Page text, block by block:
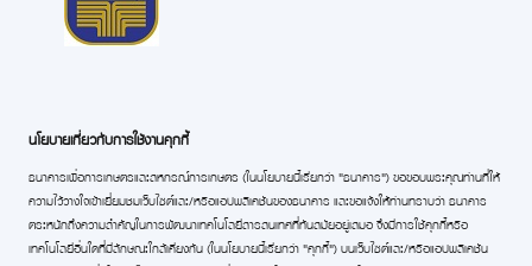
นโยบายเว็บไซต์|นโยบายการรักษาความมั่นคงปลอดภัย
บุคคล|ประกาศความเป็นส่วนตัว
แสดงผลได้ดีใน Google Chrome (v59 ขึ้นไป) ,Firefox (v20 ขึ้นไป) และ
Internet Explorer (v10 ขึ้นไป)
สงวนลิขสิทธิ์ 2019 ธนาคารเพื่อการเกษตรและสหกรณ์การเกษตร
นโยบายเกี่ยวกับการใช้งานคุกกี้
ธนาคารเพื่อการเกษตรและสหกรณ์การเกษตร (ในนโยบายนี้เรียกว่า “ธนาคาร”) ขอขอบพระคุณท่านที่ให้
ความไว้วางใจเข้าเยี่ยมชมเว็บไซต์และ/หรือแอปพลิเคชันของธนาคาร และขอแจ้งให้ท่านทราบว่า ธนาคาร
ตระหนักถึงความสำคัญในการพัฒนาเทคโนโลยีสารสนเทศที่ทันสมัยอยู่เสมอ จึงมีการใช้คุกกี้หรือ
เทคโนโลยีอื่นใดที่มีลักษณะใกล้เคียงกัน (ในนโยบายนี้เรียกว่า “คุกกี้”) บนเว็บไซต์และ/หรือแอปพลิเคชัน